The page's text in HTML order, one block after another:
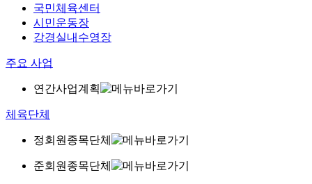
국민체육센터
시민운동장
강경실내수영장
주요 사업
연간사업계획
체육단체
정회원종목단체
준회원종목단체